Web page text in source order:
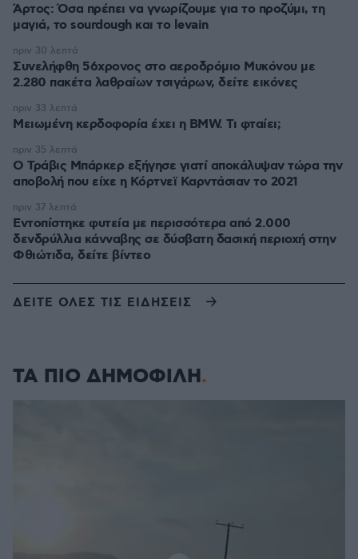
Άρτος: Όσα πρέπει να γνωρίζουμε για το προζύμι, τη
μαγιά, το sourdough και το levain
Συνελήφθη 56χρονος στο αεροδρόμιο Μυκόνου με
2.280 πακέτα λαθραίων τσιγάρων, δείτε εικόνες
πριν 30 λεπτά
Μειωμένη κερδοφορία έχει η BMW. Τι φταίει;
πριν 33 λεπτά
O Τράβις Μπάρκερ εξήγησε γιατί αποκάλυψαν τώρα την
αποβολή που είχε η Κόρτνεϊ Καρντάσιαν το 2021
πριν 35 λεπτά
Εντοπίστηκε φυτεία με περισσότερα από 2.000
δενδρύλλια κάνναβης σε δύσβατη δασική περιοχή στην
Φθιώτιδα, δείτε βίντεο
πριν 37 λεπτά
ΔΕΙΤΕ ΟΛΕΣ ΤΙΣ ΕΙΔΗΣΕΙΣ
ΤΑ ΠΙΟ ΔΗΜΟΦΙΛΗ